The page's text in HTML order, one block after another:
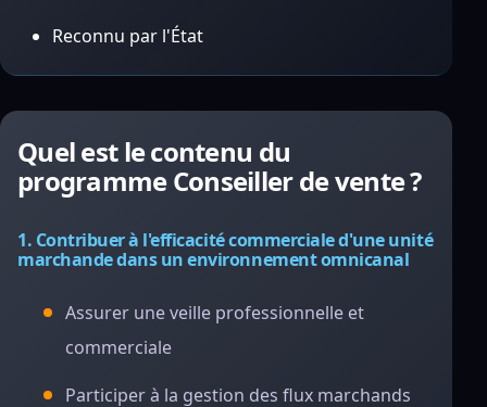
Reconnu par l'État
Quel est le contenu du
programme Conseiller de vente ?
1. Contribuer à l'efficacité commerciale d'une unité
marchande dans un environnement omnicanal
Assurer une veille professionnelle et
commerciale
Participer à la gestion des flux marchands